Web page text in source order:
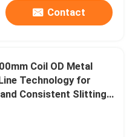
Contact
Coil OD Metal
Technology for
Consistent Slitting